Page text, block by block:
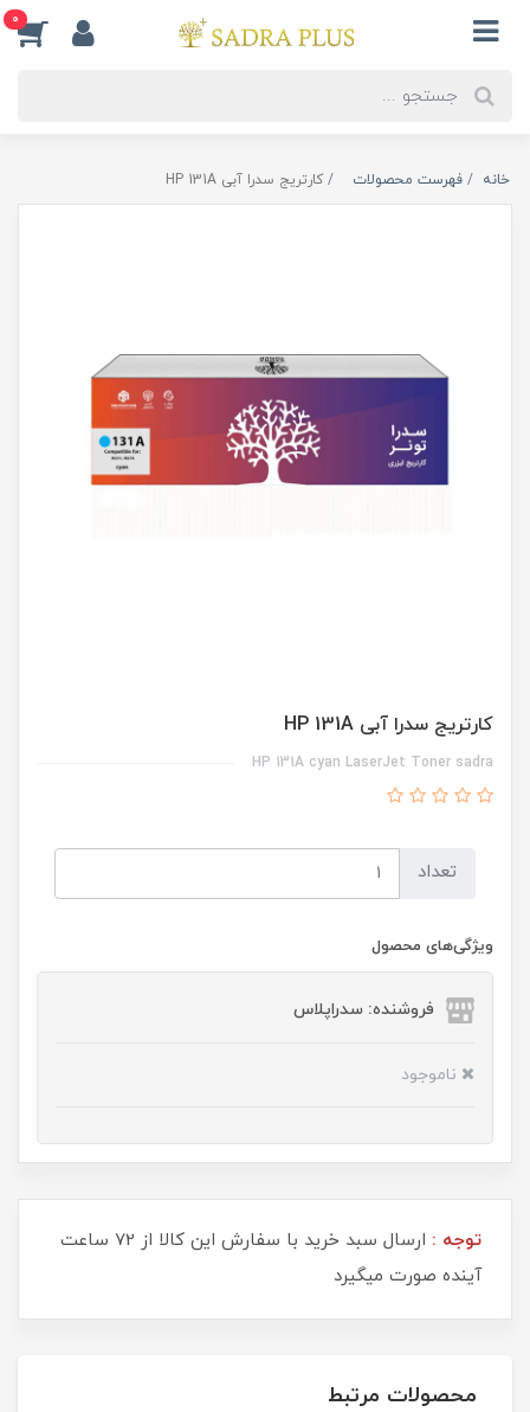
0
خانه فهرست محصولات کارتریج سدرا آبی HP 131A
کارتریج سدرا آبی HP 131A
HP 131A cyan LaserJet Toner sadra
تعداد
ویژگی‌های محصول
فروشنده: سدراپلاس
ناموجود
توجه :
ارسال سبد خرید با سفارش این کالا از 72 ساعت
آینده صورت میگیرد
محصولات مرتبط